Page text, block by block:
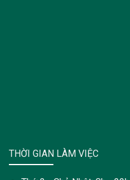
THỜI GIAN LÀM VIỆC